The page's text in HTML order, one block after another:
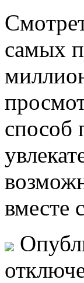
самых
способ
вместе